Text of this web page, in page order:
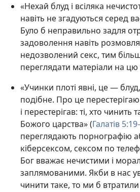
«Нехай блуд і всіляка
навіть не згадуються серед
Було б неправильно задля
задоволення навіть
недозволений секс, тим
переглядати матеріали на цю
«Учинки плоті явні, це —
подібне. Про це
і перестерігав: ті, хто чинить
Божого царства» (Галатів
переглядають порнографію
кіберсексом, сексом по
Бог вважає нечистими і
заплямованими. Якби в нас
чинити таке, то ми б